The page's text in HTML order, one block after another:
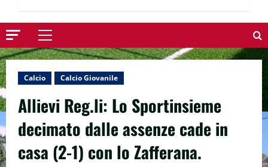
Menu
principale
Calcio Calcio Giovanile
Allievi Reg.li: Lo Sportinsieme
decimato dalle assenze cade in
casa (2-1) con lo Zafferana.